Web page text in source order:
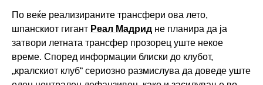
По веќе реализираните трансфери ова лето,
шпанскиот гигант Реал Мадрид не планира да ја
затвори летната трансфер прозорец уште некое
време. Според информации блиски до клубот,
„кралскиот клуб“ сериозно размислува да доведе уште